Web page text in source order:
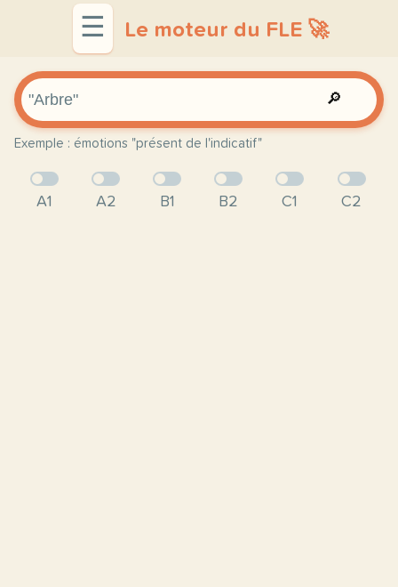
☰ Le moteur du FLE 🚀
🔎
Exemple : émotions "présent de l'indicatif"
A1 A2 B1 B2 C1 C2